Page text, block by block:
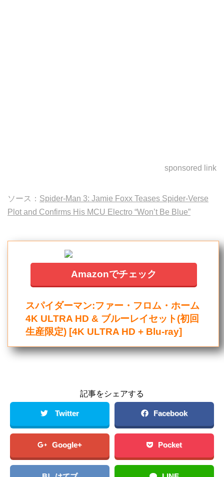
sponsored link
ソース： Spider-Man 3: Jamie Foxx Teases Spider-Verse
Plot and Confirms His MCU Electro “Won’t Be Blue”
Amazonでチェック
スパイダーマン:ファー・フロム・ホーム
4K ULTRA HD & ブルーレイセット(初回
生産限定) [4K ULTRA HD + Blu-ray]
記事をシェアする
Twitter Facebook
Google+ Pocket